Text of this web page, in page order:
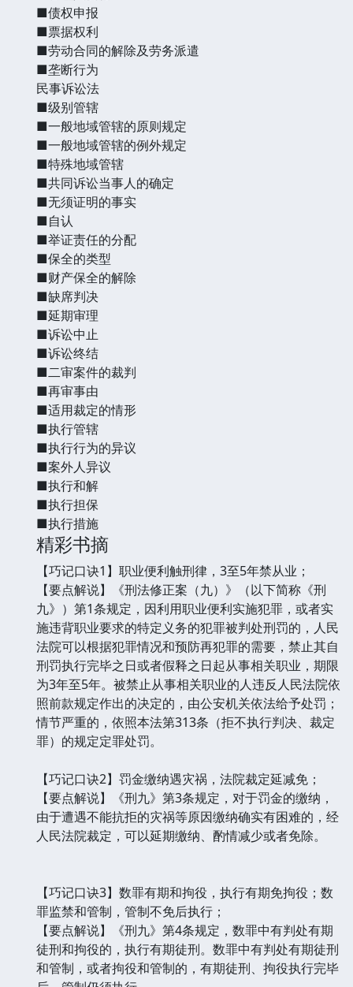
■债权申报
■票据权利
■劳动合同的解除及劳务派遣
■垄断行为
民事诉讼法
■级别管辖
■一般地域管辖的原则规定
■一般地域管辖的例外规定
■特殊地域管辖
■共同诉讼当事人的确定
■无须证明的事实
■自认
■举证责任的分配
■保全的类型
■财产保全的解除
■缺席判决
■延期审理
■诉讼中止
■诉讼终结
■二审案件的裁判
■再审事由
■适用裁定的情形
■执行管辖
■执行行为的异议
■案外人异议
■执行和解
■执行担保
■执行措施
精彩书摘
【巧记口诀1】职业便利触刑律，3至5年禁从业；
【要点解说】《刑法修正案（九）》（以下简称《刑
九》）第1条规定，因利用职业便利实施犯罪，或者实
施违背职业要求的特定义务的犯罪被判处刑罚的，人民
法院可以根据犯罪情况和预防再犯罪的需要，禁止其自
刑罚执行完毕之日或者假释之日起从事相关职业，期限
为3年至5年。被禁止从事相关职业的人违反人民法院依
照前款规定作出的决定的，由公安机关依法给予处罚；
情节严重的，依照本法第313条（拒不执行判决、裁定
罪）的规定定罪处罚。
【巧记口诀2】罚金缴纳遇灾祸，法院裁定延减免；
【要点解说】《刑九》第3条规定，对于罚金的缴纳，
由于遭遇不能抗拒的灾祸等原因缴纳确实有困难的，经
人民法院裁定，可以延期缴纳、酌情减少或者免除。
【巧记口诀3】数罪有期和拘役，执行有期免拘役；数
罪监禁和管制，管制不免后执行；
【要点解说】《刑九》第4条规定，数罪中有判处有期
徒刑和拘役的，执行有期徒刑。数罪中有判处有期徒刑
和管制，或者拘役和管制的，有期徒刑、拘役执行完毕